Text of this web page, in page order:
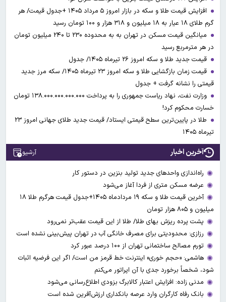
افزایش قیمت طلا و سکه در بازار امروز ۵ مرداد ۱۴۰۵ +جدول قیمت/ هر
گرم طلای ۱۸ عیار به ۱۸ میلیون و ۳۱۸ هزار و ۱۰۰ تومان رسید
میانگین قیمت مسکن در تهران به به محدوده ۲۳۰ تا ۲۴۰ میلیون تومان
در هر مترمربع رسید
قیمت جدید طلا و سکه امروز ۲۶ تیرماه ۱۴۰۵/ جدول
قیمت زمان بازگشایی طلا و سکه امروز ۲۳ تیرماه ۱۴۰۵/ سکه مرز جدید
قیمتی را نشانه گرفت + جدول
وزارت نفت، نهاد ریاست جمهوری را به پرداخت ۱۳۸.۰۰۰.۰۰۰.۰۰۰.۰۰۰ تومان
خسارت محکوم کرد!
طلا در پایین‌ترین سطح قیمتی ایستاد/ قیمت جدید طلای جهانی امروز ۲۳
تیرماه ۱۴۰۵
آخرین اخبار آرشیو
راه‌اندازی واحدهای جدید تولید بنزین در دستور کار
عرضه مسکن متری از فردا آغاز می‌شود
آخرین قیمت طلا و سکه ۱۹ مردادماه ۱۴۰۵+جدول قیمت هرگرم طلا ۱۸
میلیون و ۸۰۵ هزار تومان
پشت پرده ریزش بهای طلا/ طلا از این قیمت عقب‌تر نمی‌رود
رزازی: محدودیتی برای مصرف خانگی آب در تهران پیش‌بینی نشده است
تورم مصالح ساختمانی تهران از ۱۰۰ درصد عبور کرد
هاشمی: «حجم خوری» اینترنت خط قرمز من است/ اگر این فرضیه اثبات
شود، شخصاً برخورد جدی با آن اپراتور می‌کنم
مدنی زاده: افزایش اعتبار کالابرگ بزودی اطلاع‌رسانی می‌شود
بانک رفاه کارگران وارد عرصه بانکداری ارزش‌آفرین شده است